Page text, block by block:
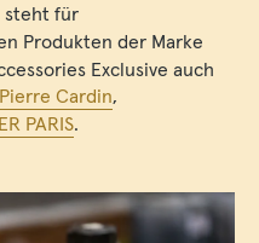
steht für
Produkten der Marke
Exclusive auch
Pierre Cardin,
PARIS.